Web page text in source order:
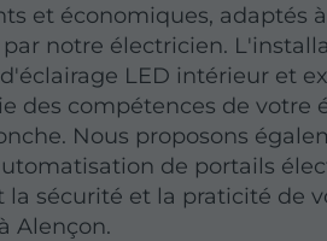
et économiques, adaptés
notre électricien.
LED intérieur et
des compétences de votre
Nous proposons
de portails
la sécurité et la praticité de
Alençon.